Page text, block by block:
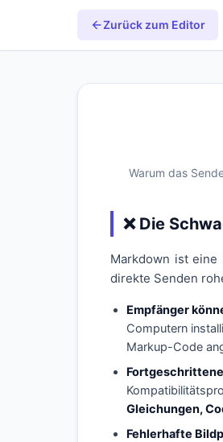
Zurück zum Editor
Warum das
❌ Die
Markdown ist eine
direkte Senden
Empfänger
Computern
Markup-Code
Gleichungen,
Fehlerhafte